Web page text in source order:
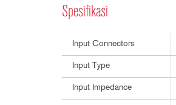
Spesifikasi
Input Connectors
Input Type
Input Impedance